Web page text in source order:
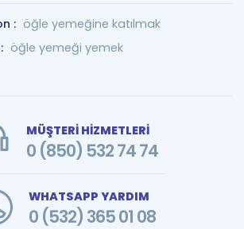
: öğle yemeğine katılmak
öğle yemeği yemek
MÜŞTERİ HİZMETLERİ
0 (850) 532 74 74
WHATSAPP YARDIM
0 (532) 365 01 08